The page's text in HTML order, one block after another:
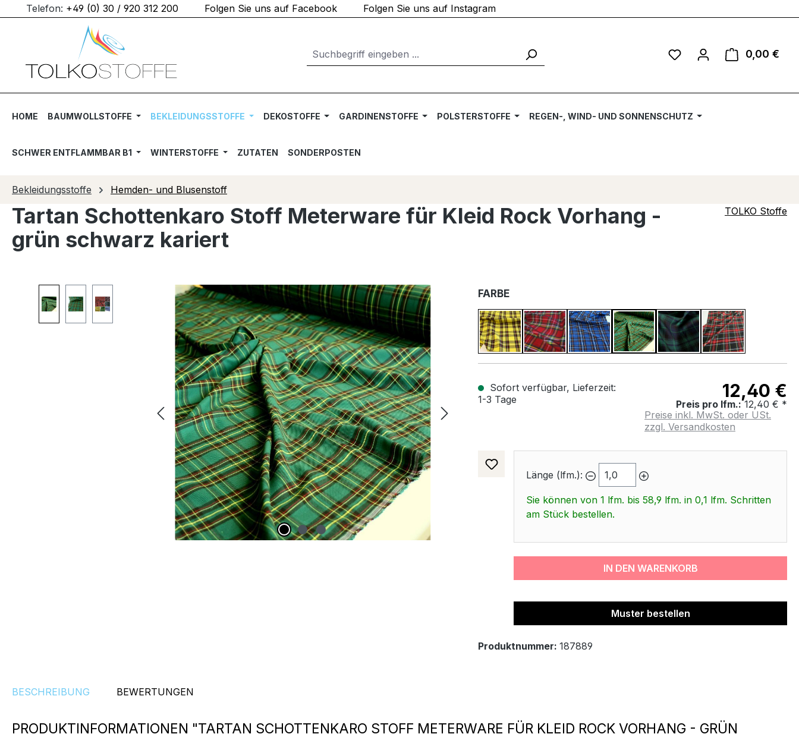
Hauptinhalt springen
Zur Suche springen
Zur Hauptnavigation springen
Telefon: +49 (0) 30 / 920 312 200 Folgen Sie uns auf Facebook Folgen Sie uns auf Instagram
Du hast 0 Produkte auf
0,00 €
HOME BAUMWOLLSTOFFE BEKLEIDUNGSSTOFFE DEKOSTOFFE GARDINENSTOFFE POLSTERSTOFFE REGEN-, WIND- UND SONNENSCHUTZ
SCHWER ENTFLAMMBAR B1 WINTERSTOFFE ZUTATEN SONDERPOSTEN
Bekleidungsstoffe Hemden- und Blusenstoff
Tartan Schottenkaro Stoff Meterware für Kleid Rock Vorhang -
grün schwarz kariert
TOLKO Stoffe
FARBEAUSWÄHLEN
Sonnen Gelb
Rot Royal BlauGrün Blau GrünRot + Schwarz
Sofort verfügbar, Lieferzeit:
1-3 Tage
12,40 €
Preis pro lfm.:12,40 € *
Preise inkl. MwSt. oder USt.
zzgl. Versandkosten
Länge (lfm.):
Sie können von 1 lfm. bis 58,9 lfm. in 0,1 lfm. Schritten
am Stück bestellen.
IN DEN WARENKORB
Muster bestellen
Produktnummer: 187889
BESCHREIBUNG BEWERTUNGEN
PRODUKTINFORMATIONEN "TARTAN SCHOTTENKARO STOFF METERWARE FÜR KLEID ROCK VORHANG - GRÜN